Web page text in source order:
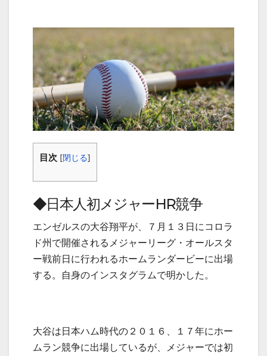
目次 [閉じる]
◆日本人初メジャーHR競争
エンゼルスの大谷翔平が、７月１３日にコロラ
ド州で開催されるメジャーリーグ・オールスタ
ー戦前日に行われるホームランダービーに出場
する。自身のインスタグラムで明かした。
大谷は日本ハム時代の２０１６、１７年にホー
ムラン競争に出場しているが、メジャーでは初